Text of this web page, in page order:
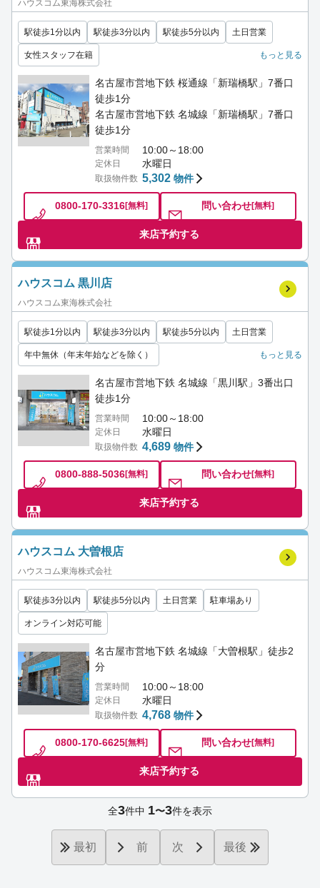
ハウスコム東海株式会社
駅徒歩1分以内 駅徒歩3分以内 駅徒歩5分以内 土日営業
女性スタッフ在籍 もっと見る
名古屋市営地下鉄 桜通線「新瑞橋駅」7番口
徒歩1分
名古屋市営地下鉄 名城線「新瑞橋駅」7番口
徒歩1分
営業時間 10:00～18:00
定休日 水曜日
取扱物件数 5,302 物件
0800-170-3316[無料] 問い合わせ[無料]
来店予約する
ハウスコム 黒川店
ハウスコム東海株式会社
駅徒歩1分以内 駅徒歩3分以内 駅徒歩5分以内 土日営業
年中無休（年末年始などを除く） もっと見る
名古屋市営地下鉄 名城線「黒川駅」3番出口
徒歩1分
営業時間 10:00～18:00
定休日 水曜日
取扱物件数 4,689 物件
0800-888-5036[無料] 問い合わせ[無料]
来店予約する
ハウスコム 大曽根店
ハウスコム東海株式会社
駅徒歩3分以内 駅徒歩5分以内 土日営業 駐車場あり
オンライン対応可能
名古屋市営地下鉄 名城線「大曽根駅」徒歩2
分
営業時間 10:00～18:00
定休日 水曜日
取扱物件数 4,768 物件
0800-170-6625[無料] 問い合わせ[無料]
来店予約する
全3件中 1〜3件を表示
最初 前 次 最後